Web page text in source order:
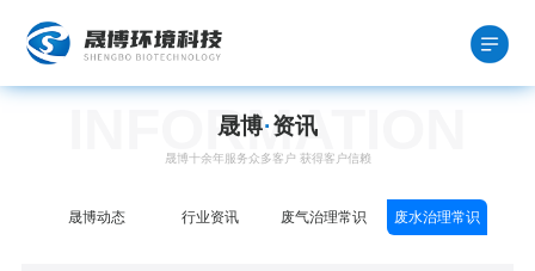
INFORMATION
晟博·资讯
晟博十余年服务众多客户 获得客户信赖
晟博动态 行业资讯 废气治理常识 废水治理常识